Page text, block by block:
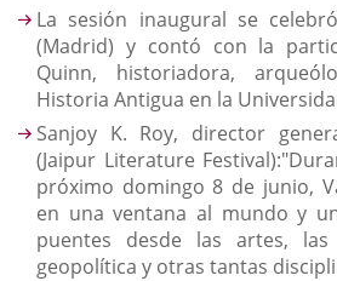
La sesión inaugural se
(Madrid) y contó con la
Quinn, historiadora,
Historia Antigua en la
Sanjoy K. Roy, director
(Jaipur Literature
próximo domingo 8 de junio,
en una ventana al mundo y
puentes desde las artes,
geopolítica y otras tantas